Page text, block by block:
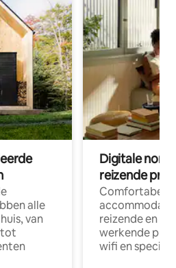
alle
van
Digitale
reizende
Comfortabele
reizende en
werkende
wifi en